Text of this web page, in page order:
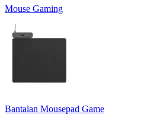
Mouse Gaming
Bantalan Mousepad Game